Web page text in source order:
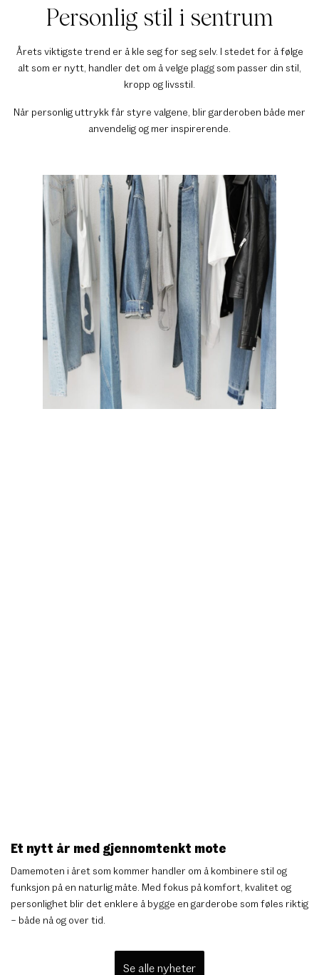
Personlig stil i sentrum
Årets viktigste trend er å kle seg for seg selv. I stedet for å følge
alt som er nytt, handler det om å velge plagg som passer din stil,
kropp og livsstil.
Når personlig uttrykk får styre valgene, blir garderoben både mer
anvendelig og mer inspirerende.
Et nytt år med gjennomtenkt mote
Damemoten i året som kommer handler om å kombinere stil og
funksjon på en naturlig måte. Med fokus på komfort, kvalitet og
personlighet blir det enklere å bygge en garderobe som føles riktig
– både nå og over tid.
Se alle nyheter